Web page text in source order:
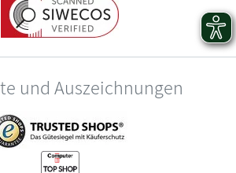
und Auszeichnungen